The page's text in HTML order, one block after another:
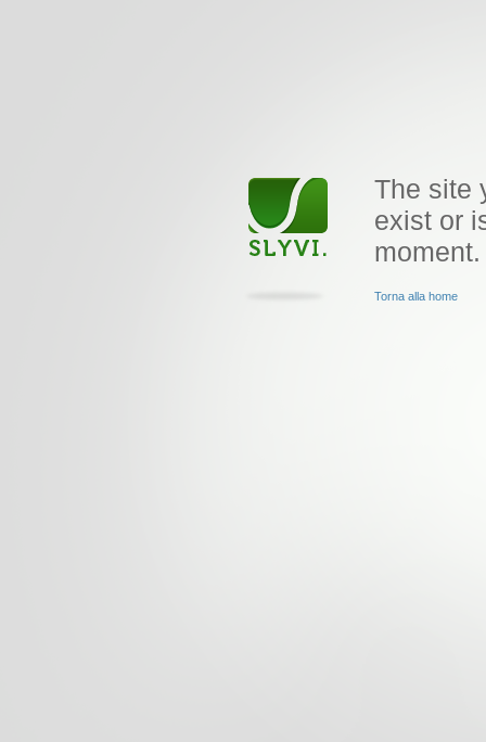
The site
exist or
moment.
Torna alla home